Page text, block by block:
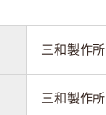
三和製作所
三和製作所